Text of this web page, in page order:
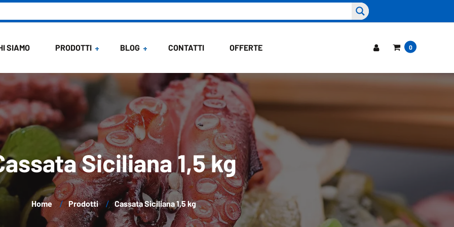
SIAMO PRODOTTI BLOG
News
Ricette di Maria
CONTATTI OFFERTE 0
Siciliana 1,5 kg
Home Prodotti Cassata Siciliana 1,5 kg